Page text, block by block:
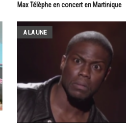
Max Télèphe en concert en Martinique
A LA UNE